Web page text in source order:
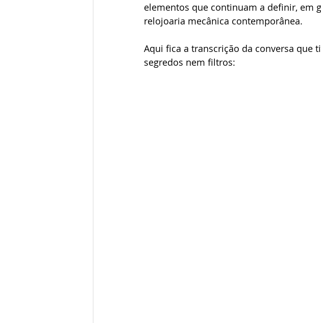
elementos que continuam a definir, em
relojoaria mecânica contemporânea.
Aqui fica a transcrição da conversa que
segredos nem filtros: